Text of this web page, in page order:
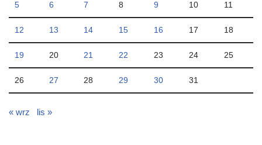
5 6 7 8 9 10 11
12 13 14 15 16 17 18
19 20 21 22 23 24 25
26 27 28 29 30 31
« wrz lis »